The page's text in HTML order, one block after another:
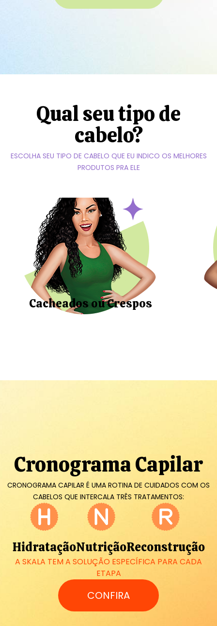
Qual seu tipo de
cabelo?
ESCOLHA SEU TIPO DE CABELO QUE EU INDICO OS MELHORES
PRODUTOS PRA ELE
Cacheados ou Crespos
Cronograma Capilar
CRONOGRAMA CAPILAR É UMA ROTINA DE CUIDADOS COM OS
CABELOS QUE INTERCALA TRÊS TRATAMENTOS:
HidrataçãoNutriçãoReconstrução
A SKALA TEM A SOLUÇÃO ESPECÍFICA PARA CADA
ETAPA
CONFIRA